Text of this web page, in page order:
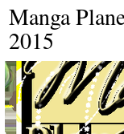
Manga
2015